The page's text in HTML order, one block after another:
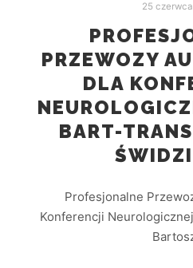
25
PRZEWOZY
DLA
BART-
Profesjonalne
Konferencji